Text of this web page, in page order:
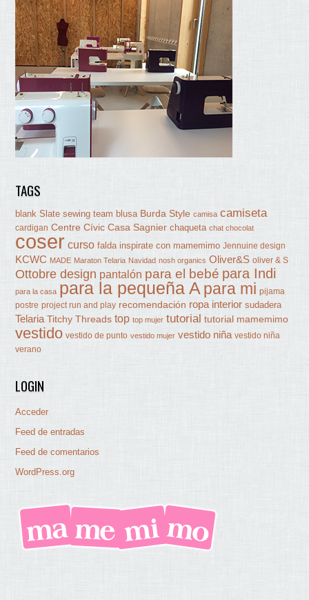
TAGS
blank Slate sewing team blusa Burda Style camisa camiseta
cardigan Centre Cívic Casa Sagnier chaqueta chat chocolat
coser curso falda inspirate con mamemimo Jennuine design
KCWC MADE Maraton Telaria Navidad nosh organics Oliver&S oliver & S
Ottobre design pantalón para el bebé para Indi
para la casa para la pequeña A para mi pijama
postre project run and play recomendación ropa interior sudadera
Telaria Titchy Threads top top mujer tutorial tutorial mamemimo
vestido vestido de punto vestido mujer vestido niña vestido niña
verano
LOGIN
Acceder
Feed de entradas
Feed de comentarios
WordPress.org